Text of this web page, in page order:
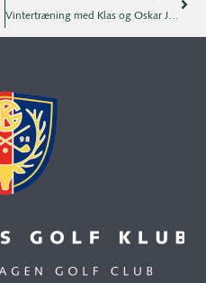
Vintertræning med Klas og Oskar Januar